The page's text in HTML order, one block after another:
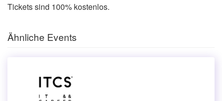
Tickets sind 100% kostenlos.
Ähnliche Events